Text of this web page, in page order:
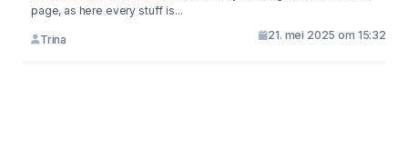
page, as here every stuff is...
Trina 21. mei 2025 om 15:32